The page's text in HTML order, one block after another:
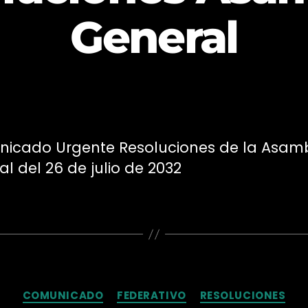
General
Urgente Resoluciones de la
del 26 de julio de 2032
Categorías
COMUNICADO FEDERATIVO RESOLUCIONES